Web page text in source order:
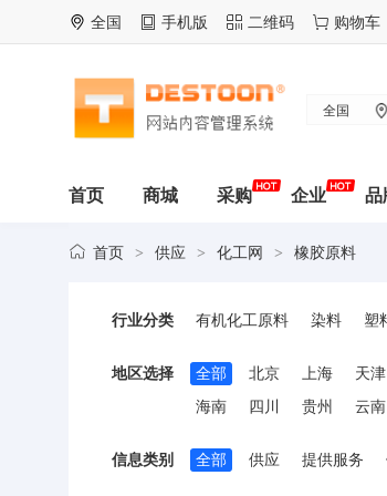
全国 手机版 二维码 购物车
全国
首页 商城 采购 企业 品
首页 > 供应 > 化工网 > 橡胶原料
行业分类 有机化工原料 染料 塑
精细化学品
化工 林
饲料添加剂
合成树脂
地区选择 全部 北京 上海 天津
海南
四川 贵州 云南
信息类别 全部 供应 提供服务